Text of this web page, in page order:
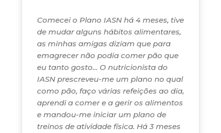
Comecei o Plano IASN há 4 meses, tive
de mudar alguns hábitos alimentares,
as minhas amigas diziam que para
emagrecer não podia comer pão que
eu tanto gosto… O nutricionista do
IASN prescreveu-me um plano no qual
como pão, faço várias refeições ao dia,
aprendi a comer e a gerir os alimentos
e mandou-me iniciar um plano de
treinos de atividade física. Há 3 meses